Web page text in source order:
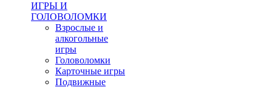
ИГРЫ И
ГОЛОВОЛОМКИ
Взрослые и
алкогольные
игры
Головоломки
Карточные игры
Подвижные